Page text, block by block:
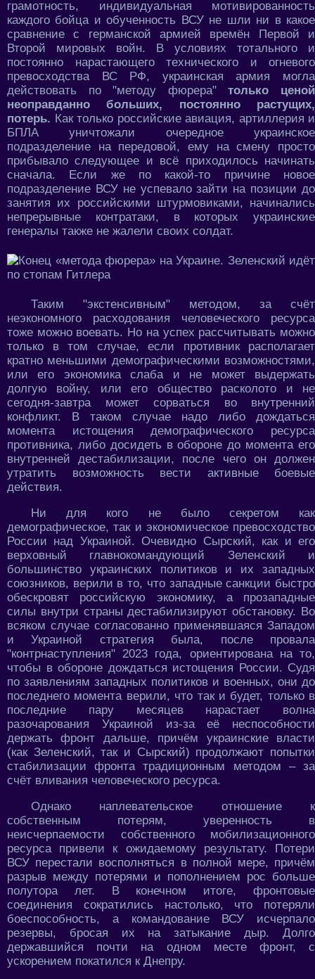
грамотность, индивидуальная мотивированность
каждого бойца и обученность ВСУ не шли ни в какое
сравнение с германской армией времён Первой и
Второй мировых войн. В условиях тотального и
постоянно нарастающего технического и огневого
превосходства ВС РФ, украинская армия могла
действовать по "методу фюрера"только ценой
неоправданно больших, постоянно растущих,
потерь. Как только российские авиация, артиллерия и
БПЛА уничтожали очередное украинское
подразделение на передовой, ему на смену просто
прибывало следующее и всё приходилось начинать
сначала. Если же по какой-то причине новое
подразделение ВСУ не успевало зайти на позиции до
занятия их российскими штурмовиками, начинались
непрерывные контратаки, в которых украинские
генералы также не жалели своих солдат.
Таким "экстенсивным" методом, за счёт
неэкономного расходования человеческого ресурса
тоже можно воевать. Но на успех рассчитывать можно
только в том случае, если противник располагает
кратно меньшими демографическими возможностями,
или его экономика слаба и не может выдержать
долгую войну, или его общество расколото и не
сегодня-завтра может сорваться во внутренний
конфликт. В таком случае надо либо дождаться
момента истощения демографического ресурса
противника, либо досидеть в обороне до момента его
внутренней дестабилизации, после чего он должен
утратить возможность вести активные боевые
действия.
Ни для кого не было секретом как
демографическое, так и экономическое превосходство
России над Украиной. Очевидно Сырский, как и его
верховный главнокомандующий Зеленский и
большинство украинских политиков и их западных
союзников, верили в то, что западные санкции быстро
обескровят российскую экономику, а прозападные
силы внутри страны дестабилизируют обстановку. Во
всяком случае согласованно применявшаяся Западом
и Украиной стратегия была, после провала
"контрнаступления" 2023 года, ориентирована на то,
чтобы в обороне дождаться истощения России. Судя
по заявлениям западных политиков и военных, они до
последнего момента верили, что так и будет, только в
последние пару месяцев нарастает волна
разочарования Украиной из-за её неспособности
держать фронт дальше, причём украинские власти
(как Зеленский, так и Сырский) продолжают попытки
стабилизации фронта традиционным методом – за
счёт вливания человеческого ресурса.
Однако наплевательское отношение к
собственным потерям, уверенность в
неисчерпаемости собственного мобилизационного
ресурса привели к ожидаемому результату. Потери
ВСУ перестали восполняться в полной мере, причём
разрыв между потерями и пополнением рос больше
полутора лет. В конечном итоге, фронтовые
соединения сократились настолько, что потеряли
боеспособность, а командование ВСУ исчерпало
резервы, бросая их на затыкание дыр. Долго
державшийся почти на одном месте фронт, с
ускорением покатился к Днепру.